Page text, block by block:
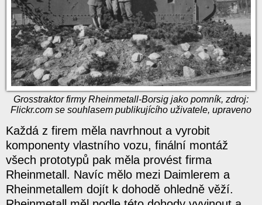
Grosstraktor firmy Rheinmetall-Borsig jako pomník, zdroj:
Flickr.com se souhlasem publikujícího uživatele, upraveno
Každá z firem měla navrhnout a vyrobit
komponenty vlastního vozu, finální montáž
všech prototypů pak měla provést firma
Rheinmetall. Navíc mělo mezi Daimlerem a
Rheinmetallem dojít k dohodě ohledně věží.